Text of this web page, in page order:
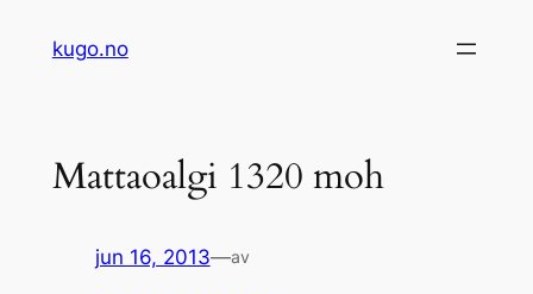
kugo.no
Mattaoalgi 1320 moh
jun 16, 2013—av